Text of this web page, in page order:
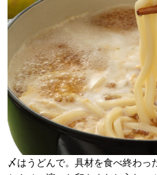
〆はうどんで。具材を食べ終わっ